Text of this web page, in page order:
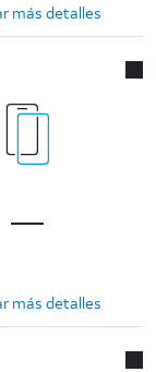
más detalles
más detalles